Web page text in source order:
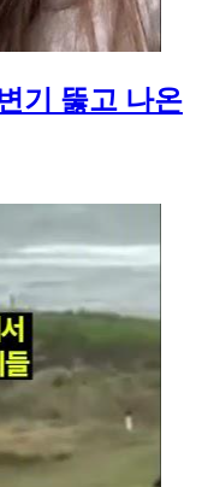
기 뚫고 나온